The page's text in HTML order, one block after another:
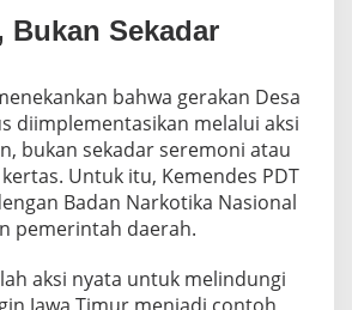
Bukan Sekadar
bahwa gerakan Desa
diimplementasikan melalui aksi
bukan sekadar seremoni atau
Untuk itu, Kemendes PDT
Badan Narkotika Nasional
pemerintah daerah.
aksi nyata untuk melindungi